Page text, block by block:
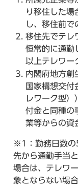
り移住した場
し、移住前で
移住先でテレ
恒常的に通勤
以上テレワー
内閣府地方創
国家構想交付
レワーク型
付金と同種の
業等からの資
※1：勤務日数の
先から通勤手当
場合は、テレワ
象とならない場